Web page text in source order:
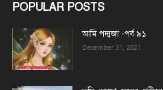
POPULAR POSTS
আমি পদ্মজা -পর্ব ৯১
December 31, 2021